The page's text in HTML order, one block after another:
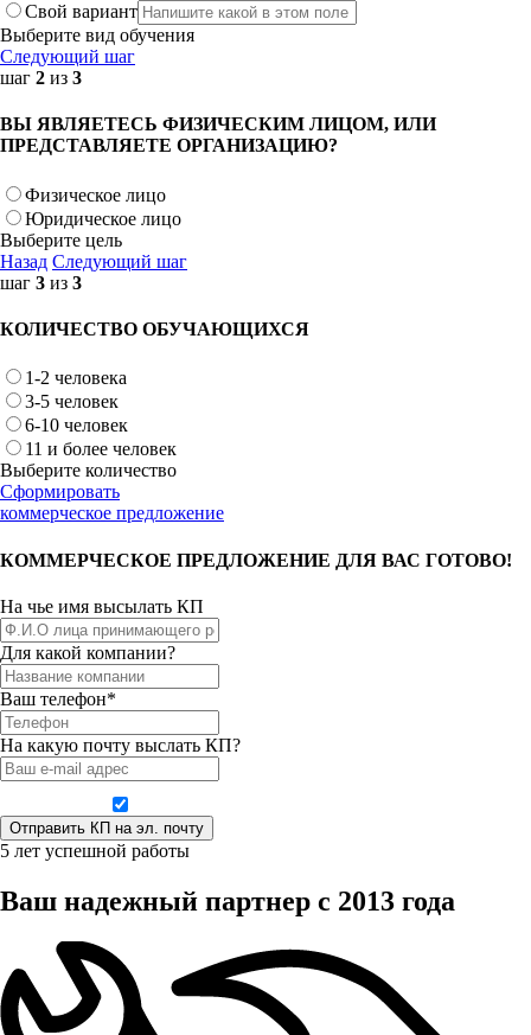
Свой вариант
Выберите вид обучения
Следующий шаг
шаг 2 из 3
ВЫ ЯВЛЯЕТЕСЬ ФИЗИЧЕСКИМ ЛИЦОМ, ИЛИ
ПРЕДСТАВЛЯЕТЕ ОРГАНИЗАЦИЮ?
Физическое лицо
Юридическое лицо
Выберите цель
Назад Следующий шаг
шаг 3 из 3
КОЛИЧЕСТВО ОБУЧАЮЩИХСЯ
1-2 человека
3-5 человек
6-10 человек
11 и более человек
Выберите количество
Сформировать
коммерческое предложение
КОММЕРЧЕСКОЕ ПРЕДЛОЖЕНИЕ ДЛЯ ВАС ГОТОВО!
На чье имя высылать КП
Для какой компании?
Ваш телефон*
На какую почту выслать КП?
5 лет успешной работы
Ваш надежный партнер с 2013 года